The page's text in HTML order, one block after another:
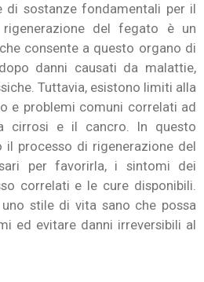
di sostanze fondamentali per il
del fegato è un
consente a questo organo di
danni causati da malattie,
Tuttavia, esistono limiti alla
e problemi comuni correlati ad
cirrosi e il cancro. In questo
processo di rigenerazione del
per favorirla, i sintomi dei
correlati e le cure disponibili.
stile di vita sano che possa
ed evitare danni irreversibili al